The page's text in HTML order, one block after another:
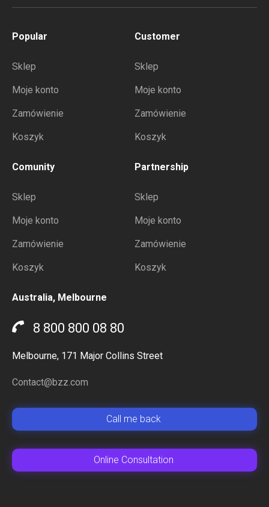
Popular
Sklep
Moje konto
Zamówienie
Koszyk
Customer
Sklep
Moje konto
Zamówienie
Koszyk
Comunity
Sklep
Moje konto
Zamówienie
Koszyk
Partnership
Sklep
Moje konto
Zamówienie
Koszyk
Australia, Melbourne
8 800 800 08 80
Melbourne, 171 Major Collins Street
Contact@bzz.com
Сall me back
Online Сonsultation